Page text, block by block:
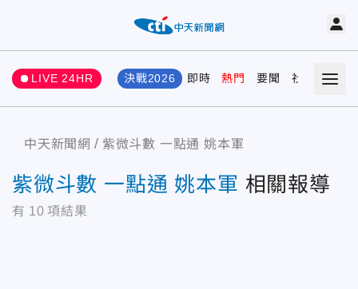
LIVE 24HR 決戰2026 即時 熱門 要聞 社會 娛樂
中天新聞網 紫微斗數 一點通 姚本軍
紫微斗數 一點通 姚本軍 相關報導
有 10 項結果